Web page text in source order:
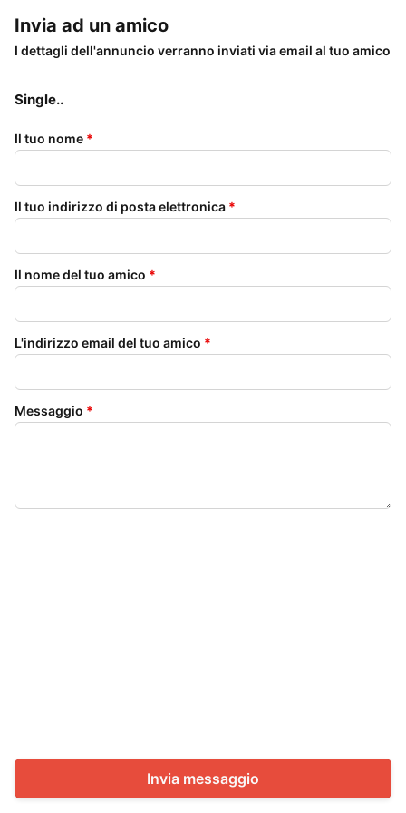
Invia ad un amico
I dettagli dell'annuncio verranno inviati via email al tuo amico
Single..
Il tuo nome *
Il tuo indirizzo di posta elettronica *
Il nome del tuo amico *
L'indirizzo email del tuo amico *
Messaggio *
Invia messaggio